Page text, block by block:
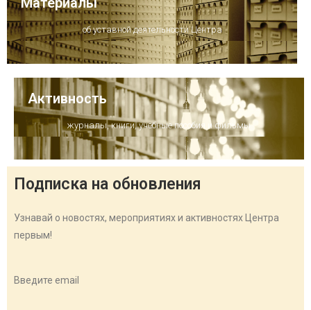
об уставной деятельности Центра
Активность
журналы, книги, учебные пособия и фильмы
Подписка на обновления
Узнавай о новостях, мероприятиях и активностях Центра
первым!
Введите email